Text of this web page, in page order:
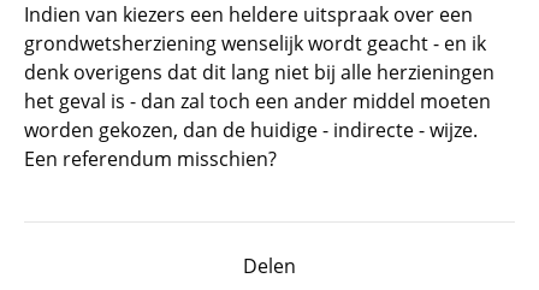
Indien van kiezers een heldere uitspraak over een
grondwetsherziening wenselijk wordt geacht - en ik
denk overigens dat dit lang niet bij alle herzieningen
het geval is - dan zal toch een ander middel moeten
worden gekozen, dan de huidige - indirecte - wijze.
Een referendum misschien?
Delen